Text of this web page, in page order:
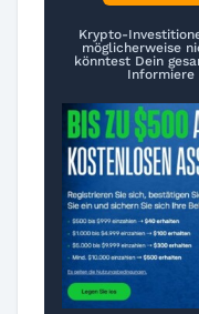
Krypto-
möglicherweise
könntest Dein
Informiere